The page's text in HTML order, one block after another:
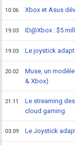
10.06 Xbox et Asus
19.03 ID@Xbox : $5
19.03 Le joystick
20.02
Muse, un
& Xbox)
21.11
Le streaming
cloud gaming
03.09 Le Joystick